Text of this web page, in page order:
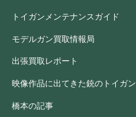
トイガンメンテナンスガイド
モデルガン買取情報局
出張買取レポート
映像作品に出てきた銃のトイガン
橋本の記事